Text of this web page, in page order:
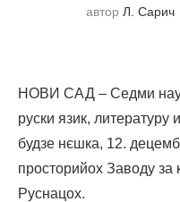
автор Л. Сарич
НОВИ САД – Седми
руски язик, литературу
будзе нєшка, 12.
просторийох Заводу за
Руснацох.